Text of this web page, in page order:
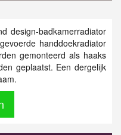
design-badkamerradiator
handdoekradiator
gemonteerd als haaks
geplaatst. Een dergelijk